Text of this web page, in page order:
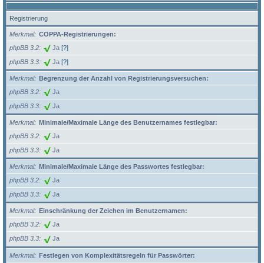
Registrierung
Merkmal
COPPA-Registrierungen:
phpBB 3.2
Ja [?]
phpBB 3.3 Ja [?]
Merkmal
Begrenzung der Anzahl von Registrierungsversuchen:
phpBB 3.2
Ja
phpBB 3.3 Ja
Merkmal
Minimale/Maximale Länge des Benutzernames festlegbar:
phpBB 3.2
Ja
phpBB 3.3 Ja
Merkmal
Minimale/Maximale Länge des Passwortes festlegbar:
phpBB 3.2
Ja
phpBB 3.3 Ja
Merkmal
Einschränkung der Zeichen im Benutzernamen:
phpBB 3.2
Ja
phpBB 3.3 Ja
Merkmal
Festlegen von Komplexitätsregeln für Passwörter: